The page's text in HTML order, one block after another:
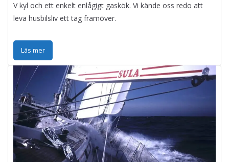
V kyl och ett enkelt enlågigt gaskök. Vi kände oss redo att
leva husbilsliv ett tag framöver.
Läs mer